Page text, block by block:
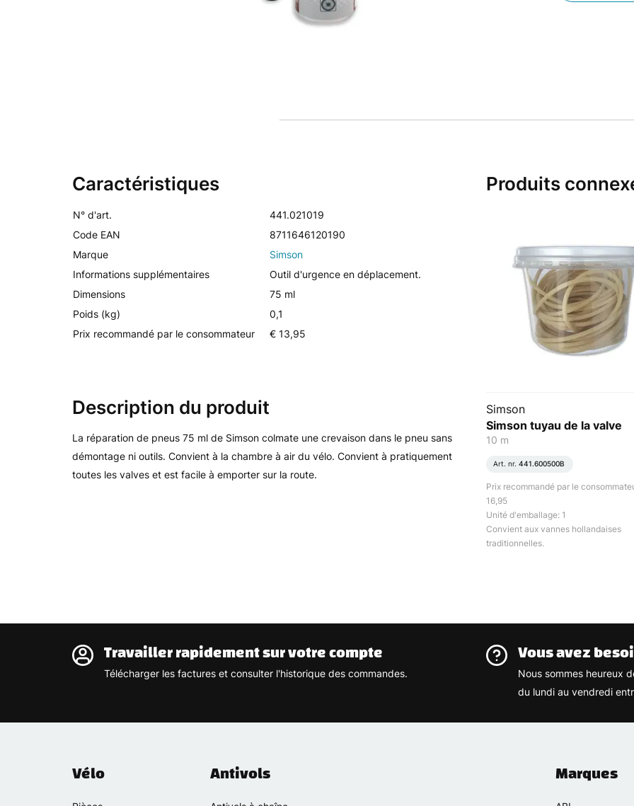
Caractéristiques
N° d'art.
441.021019
Code EAN
8711646120190
Marque
Simson
Informations supplémentaires
Outil d'urgence en déplacement.
Dimensions
75 ml
Poids (kg)
0,1
Prix recommandé par le consommateur
€ 13,95
Description du produit
La réparation de pneus 75 ml de Simson colmate une crevaison dans le pneu sans
démontage ni outils. Convient à la chambre à air du vélo. Convient à pratiquement
toutes les valves et est facile à emporter sur la route.
Produits
Simson
Simson tuyau de la valve
10 m
Art. nr. 441.600500B
Prix recommandé par le
16,95
Unité d'emballage: 1
Convient aux vannes hollandaises
traditionnelles.
Travailler rapidement sur votre compte
Télécharger les factures et consulter l'historique des commandes.
Vous avez
Nous sommes heureux
du lundi au vendredi
Vélo Antivols Marques